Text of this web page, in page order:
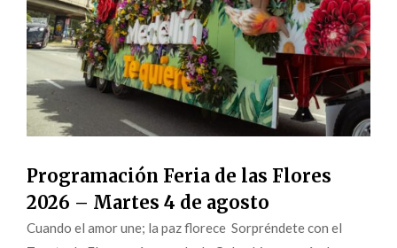
Programación Feria de las Flores
2026 – Martes 4 de agosto
Cuando el amor une; la paz florece Sorpréndete con el